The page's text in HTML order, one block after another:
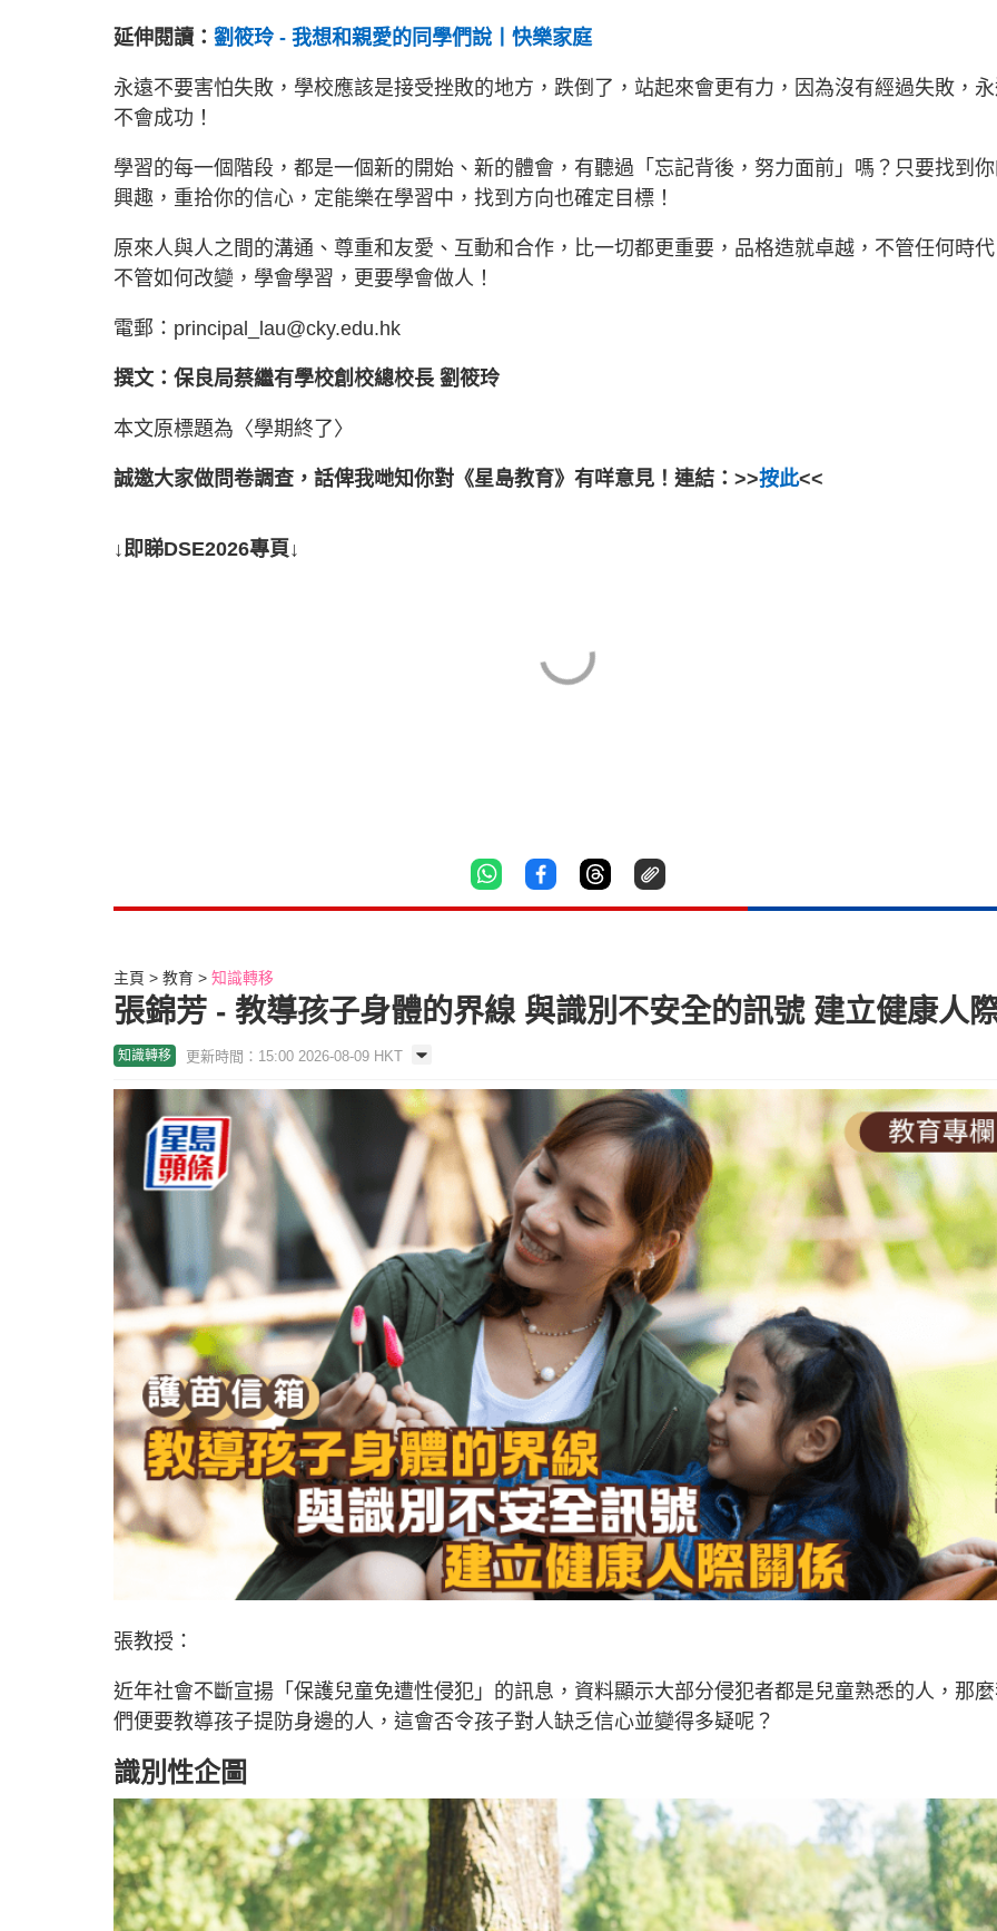
延伸閱讀： 劉筱玲 - 我想和親愛的同學們說丨快樂家庭
永遠不要害怕失敗，學校應該是接受挫敗的地方，跌倒了，站起來會更有力，因為沒有經過失敗，
不會成功！
學習的每一個階段，都是一個新的開始、新的體會，有聽過「忘記背後，努力面前」嗎？只要找到
興趣，重拾你的信心，定能樂在學習中，找到方向也確定目標！
原來人與人之間的溝通、尊重和友愛、互動和合作，比一切都更重要，品格造就卓越，不管任何時代
不管如何改變，學會學習，更要學會做人！
電郵： principal_lau@cky.edu.hk
撰文：保良局蔡繼有學校創校總校長 劉筱玲
本文原標題為〈學期終了〉
誠邀大家做問卷調查，話俾我哋知你對《星島教育》有咩意見！連結：>>按此<<
↓即睇DSE2026專頁↓
主頁 教育 知識轉移
張錦芳 - 教導孩子身體的界線 與識別不安全的訊號 建立健康人
知識轉移 更新時間：15:00 2026-08-09 HKT
張教授：
近年社會不斷宣揚「保護兒童免遭性侵犯」的訊息，資料顯示大部分侵犯者都是兒童熟悉的人，那
們便要教導孩子提防身邊的人，這會否令孩子對人缺乏信心並變得多疑呢？
識別性企圖